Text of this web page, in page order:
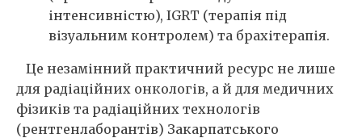
інтенсивністю), IGRT (терапія під
візуальним контролем) та брахітерапія.
Це незамінний практичний ресурс не лише
для радіаційних онкологів, а й для медичних
фізиків та радіаційних технологів
(рентгенлаборантів) Закарпатського